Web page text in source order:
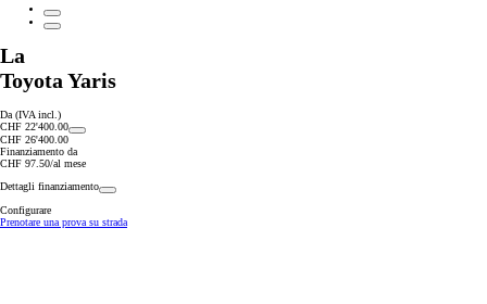
La
Toyota Yaris
Da (IVA incl.)
CHF 22'400.00
CHF 26'400.00
Finanziamento da
CHF 97.50/al mese
Dettagli finanziamento
Configurare
Prenotare una prova su strada